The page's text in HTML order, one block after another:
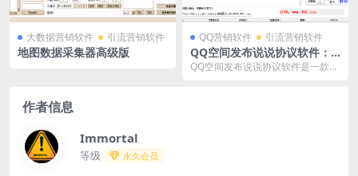
大数据营销软件 引流营销软件
地图数据采集器高级版
QQ营销软件 引流营销软件
QQ空间发布说说协议软件：
高效发布与管理
QQ空间发布说说协议软件是一款专
作者信息
Immortal
等级 永久会员